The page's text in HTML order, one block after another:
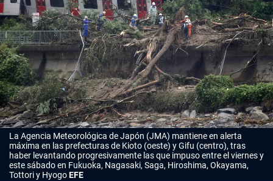
La Agencia Meteorológica de Japón (JMA) mantiene en alerta
máxima en las prefecturas de Kioto (oeste) y Gifu (centro), tras
haber levantando progresivamente las que impuso entre el viernes y
este sábado en Fukuoka, Nagasaki, Saga, Hiroshima, Okayama,
Tottori y HyogoEFE